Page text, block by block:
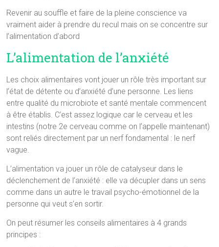
Revenir au souffle et faire de la pleine conscience va
vraiment aider à prendre du recul mais on se concentre sur
l’alimentation d’abord
L’alimentation de l’anxiété
Les choix alimentaires vont jouer un rôle très important sur
l’état de détente ou d’anxiété d’une personne. Les liens
entre qualité du microbiote et santé mentale commencent
à être établis. C’est assez logique car le cerveau et les
intestins (notre 2e cerveau comme on l’appelle maintenant)
sont reliés directement par un nerf fondamental : le nerf
vague.
L’alimentation va jouer un rôle de catalyseur dans le
déclenchement de l’anxiété : elle va décupler dans un sens
comme dans un autre le travail psycho-émotionnel de la
personne qui veut s’en sortir.
On peut résumer les conseils alimentaires à 4 grands
principes :